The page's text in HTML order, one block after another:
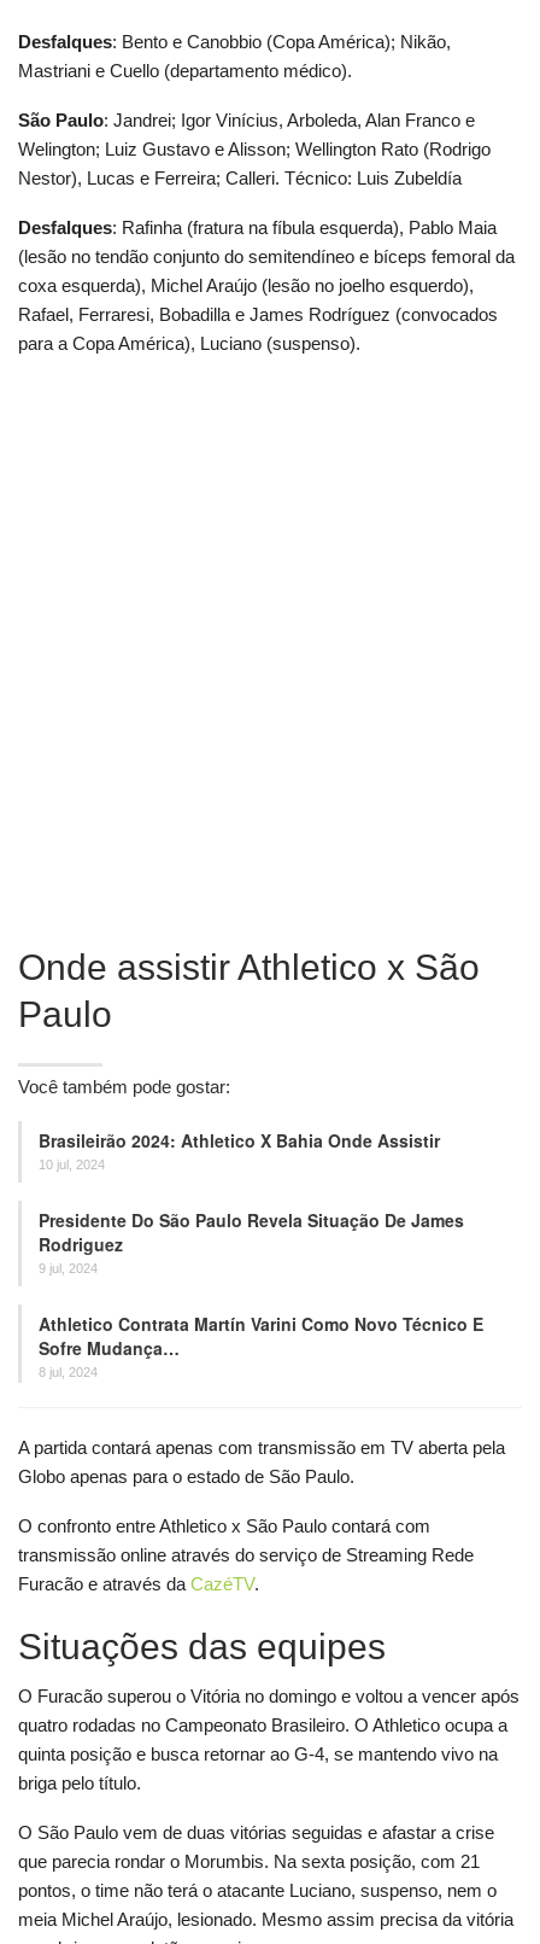
Desfalques: Bento e Canobbio (Copa América); Nikão,
Mastriani e Cuello (departamento médico).
São Paulo: Jandrei; Igor Vinícius, Arboleda, Alan Franco e
Welington; Luiz Gustavo e Alisson; Wellington Rato (Rodrigo
Nestor), Lucas e Ferreira; Calleri. Técnico: Luis Zubeldía
Desfalques: Rafinha (fratura na fíbula esquerda), Pablo Maia
(lesão no tendão conjunto do semitendíneo e bíceps femoral da
coxa esquerda), Michel Araújo (lesão no joelho esquerdo),
Rafael, Ferraresi, Bobadilla e James Rodríguez (convocados
para a Copa América), Luciano (suspenso).
Onde assistir Athletico x São
Paulo
Você também pode gostar:
Brasileirão 2024: Athletico X Bahia Onde Assistir
10 jul, 2024
Presidente Do São Paulo Revela Situação De James
Rodriguez
9 jul, 2024
Athletico Contrata Martín Varini Como Novo Técnico E
Sofre Mudança…
8 jul, 2024
A partida contará apenas com transmissão em TV aberta pela
Globo apenas para o estado de São Paulo.
O confronto entre Athletico x São Paulo contará com
transmissão online através do serviço de Streaming Rede
Furacão e através da CazéTV.
Situações das equipes
O Furacão superou o Vitória no domingo e voltou a vencer após
quatro rodadas no Campeonato Brasileiro. O Athletico ocupa a
quinta posição e busca retornar ao G-4, se mantendo vivo na
briga pelo título.
O São Paulo vem de duas vitórias seguidas e afastar a crise
que parecia rondar o Morumbis. Na sexta posição, com 21
pontos, o time não terá o atacante Luciano, suspenso, nem o
meia Michel Araújo, lesionado. Mesmo assim precisa da vitória